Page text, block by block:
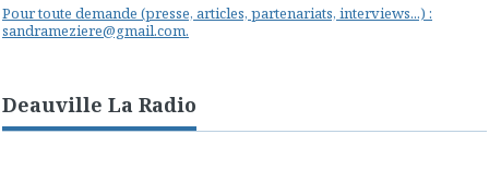
Pour toute demande (presse, articles, partenariats, interviews...) :
sandrameziere@gmail.com.
Deauville La Radio